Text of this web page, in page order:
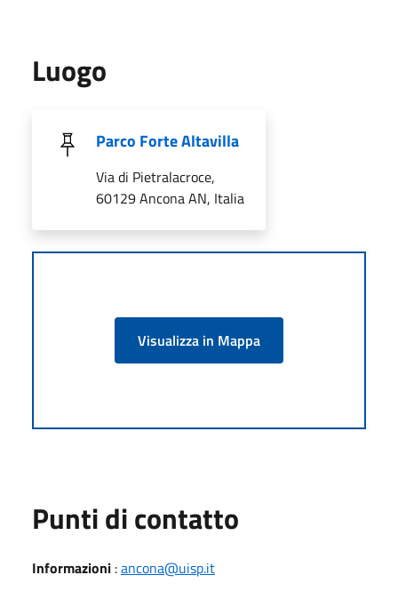
Luogo
Parco Forte Altavilla
Via di Pietralacroce,
60129 Ancona AN, Italia
Visualizza in Mappa
Punti di contatto
Informazioni :ancona@uisp.it